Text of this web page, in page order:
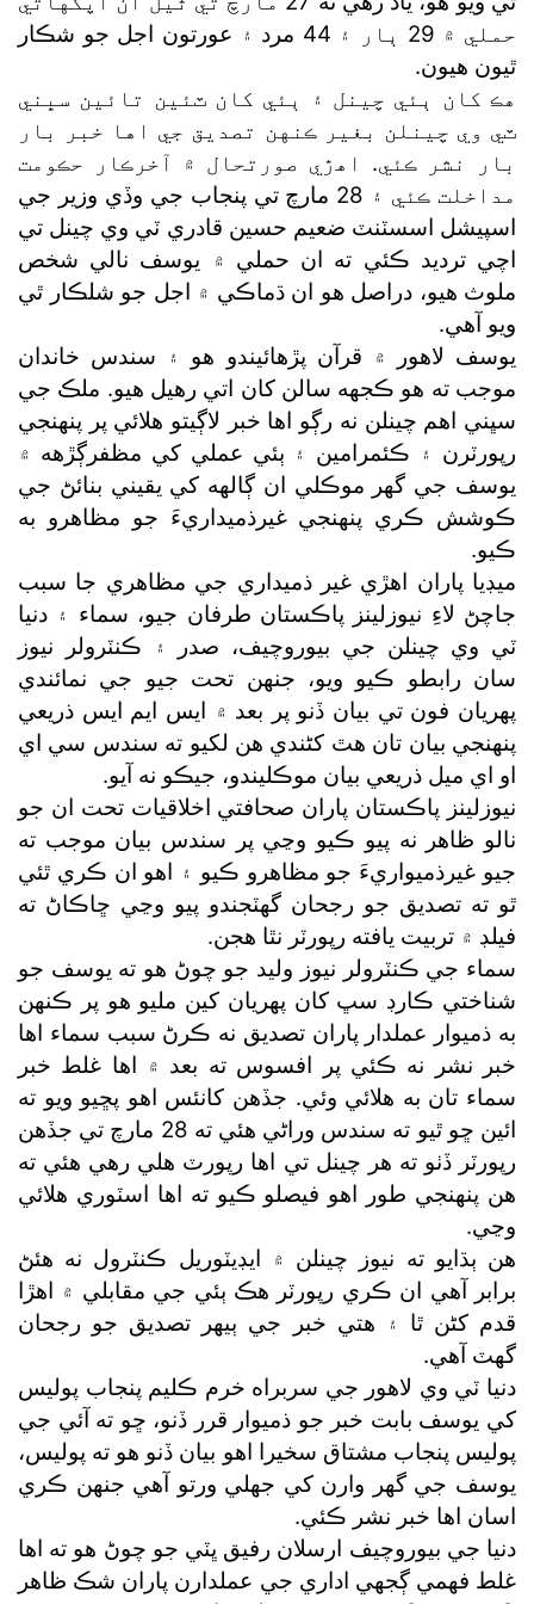
حملي ۾ 29 ٻار ۽ 44 مرد ۽ عورتون اجل جو شڪار
ٿيون هيون.
هڪ کان ٻئي چينل ۽ ٻئي کان ٽئين تائين سڀني
ٽي وي چينلن بغير ڪنهن تصديق جي اها خبر بار
بار نشر ڪئي. اهڙي صورتحال ۾ آخرڪار حڪومت
مداخلت ڪئي ۽ 28 مارچ تي پنجاب جي وڏي وزير جي
اسپيشل اسسٽنٽ ضعيم حسين قادري ٽي وي چينل تي
اچي ترديد ڪئي ته ان حملي ۾ يوسف نالي شخص
ملوث هيو، دراصل هو ان ڌماڪي ۾ اجل جو شلڪار ٿي
ويو آهي.
يوسف لاهور ۾ قرآن پڙهائيندو هو ۽ سندس خاندان
موجب ته هو ڪجهه سالن کان اتي رهيل هيو. ملڪ جي
سڀني اهم چينلن نه رڳو اها خبر لاڳيتو هلائي پر پنهنجي
رپورٽرن ۽ ڪئمرامين ۽ ٻئي عملي کي مظفرڳڙهه ۾
يوسف جي گهر موڪلي ان ڳالهه کي يقيني بنائڻ جي
ڪوشش ڪري پنهنجي غيرذميداريءَ جو مظاهرو به
ڪيو.
ميڊيا پاران اهڙي غير ذميداري جي مظاهري جا سبب
جاچڻ لاءِ نيوزلينز پاڪستان طرفان جيو، سماء ۽ دنيا
ٽي وي چينلن جي بيوروچيف، صدر ۽ ڪنٽرولر نيوز
سان رابطو ڪيو ويو، جنهن تحت جيو جي نمائندي
پهريان فون تي بيان ڏنو پر بعد ۾ ايس ايم ايس ذريعي
پنهنجي بيان تان هٿ کڻندي هن لکيو ته سندس سي اي
او اي ميل ذريعي بيان موڪليندو، جيڪو نه آيو.
نيوزلينز پاڪستان پاران صحافتي اخلاقيات تحت ان جو
نالو ظاهر نه پيو ڪيو وڃي پر سندس بيان موجب ته
جيو غيرذميواريءَ جو مظاهرو ڪيو ۽ اهو ان ڪري ٿئي
ٿو ته تصديق جو رجحان گهٽجندو پيو وڃي ڇاڪاڻ ته
فيلڊ ۾ تربيت يافته رپورٽر نٿا هجن.
سماء جي ڪنٽرولر نيوز وليد جو چوڻ هو ته يوسف جو
شناختي ڪارڊ سڀ کان پهريان کين مليو هو پر ڪنهن
به ذميوار عملدار پاران تصديق نه ڪرڻ سبب سماء اها
خبر نشر نه ڪئي پر افسوس ته بعد ۾ اها غلط خبر
سماء تان به هلائي وئي. جڏهن کانئس اهو پڇيو ويو ته
ائين ڇو ٿيو ته سندس وراڻي هئي ته 28 مارچ تي جڏهن
رپورٽر ڏٺو ته هر چينل تي اها رپورٽ هلي رهي هئي ته
هن پنهنجي طور اهو فيصلو ڪيو ته اها اسٽوري هلائي
وڃي.
هن ٻڌايو ته نيوز چينلن ۾ ايڊيٽوريل ڪنٽرول نه هئڻ
برابر آهي ان ڪري رپورٽر هڪ ٻئي جي مقابلي ۾ اهڙا
قدم کڻن ٿا ۽ هتي خبر جي ٻيهر تصديق جو رجحان
گهٽ آهي.
دنيا ٽي وي لاهور جي سربراه خرم ڪليم پنجاب پوليس
کي يوسف بابت خبر جو ذميوار قرر ڏنو، ڇو ته آئي جي
پوليس پنجاب مشتاق سخيرا اهو بيان ڏنو هو ته پوليس،
يوسف جي گهر وارن کي جهلي ورتو آهي جنهن ڪري
اسان اها خبر نشر ڪئي.
دنيا جي بيوروچيف ارسلان رفيق ڀٽي جو چوڻ هو ته اها
غلط فهمي ڳجهي اداري جي عملدارن پاران شڪ ظاهر